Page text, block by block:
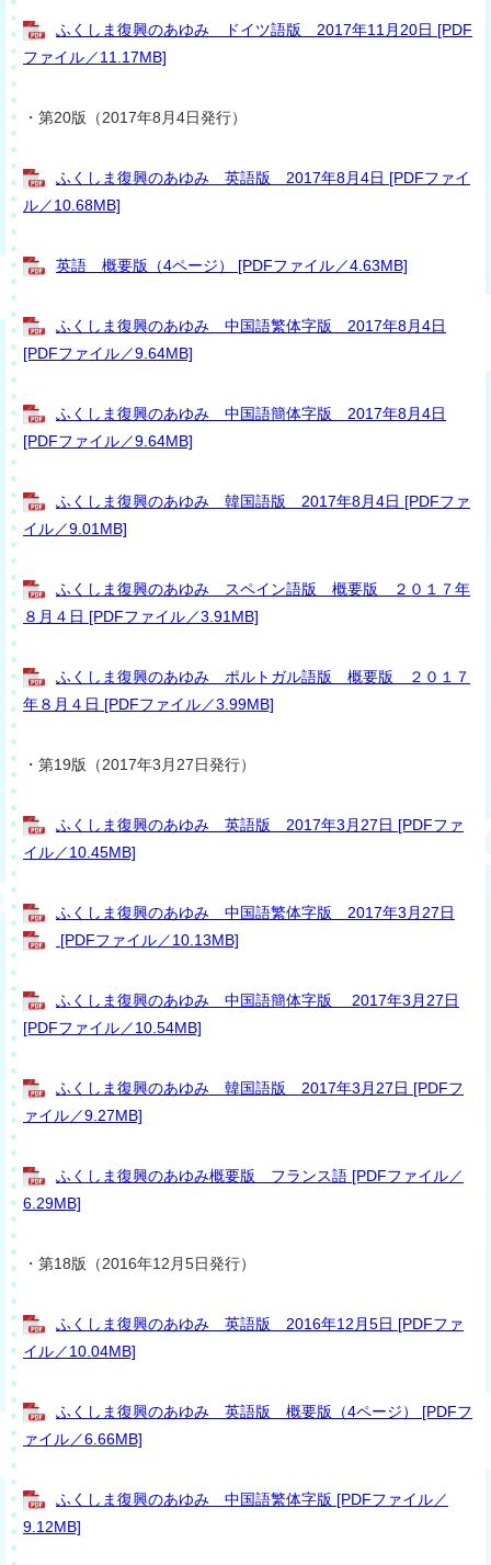
ふくしま復興のあゆみ ドイツ語版 2017年11月20日 [PDF
ファイル／11.17MB]
・第20版（2017年8月4日発行）
ふくしま復興のあゆみ 英語版 2017年8月4日 [PDFファイ
ル／10.68MB]
英語 概要版（4ページ） [PDFファイル／4.63MB]
ふくしま復興のあゆみ 中国語繁体字版 2017年8月4日
[PDFファイル／9.64MB]
ふくしま復興のあゆみ 中国語簡体字版 2017年8月4日
[PDFファイル／9.64MB]
ふくしま復興のあゆみ 韓国語版 2017年8月4日 [PDFファ
イル／9.01MB]
ふくしま復興のあゆみ スペイン語版 概要版 ２０１７年
８月４日 [PDFファイル／3.91MB]
ふくしま復興のあゆみ ポルトガル語版 概要版 ２０１７
年８月４日 [PDFファイル／3.99MB]
・第19版（2017年3月27日発行）
ふくしま復興のあゆみ 英語版 2017年3月27日 [PDFファ
イル／10.45MB]
ふくしま復興のあゆみ 中国語繁体字版 2017年3月27日
[PDFファイル／10.13MB]
ふくしま復興のあゆみ 中国語簡体字版 2017年3月27日
[PDFファイル／10.54MB]
ふくしま復興のあゆみ 韓国語版 2017年3月27日 [PDFフ
ァイル／9.27MB]
ふくしま復興のあゆみ概要版 フランス語 [PDFファイル／
6.29MB]
・第18版（2016年12月5日発行）
ふくしま復興のあゆみ 英語版 2016年12月5日 [PDFファ
イル／10.04MB]
ふくしま復興のあゆみ 英語版 概要版（4ページ） [PDFフ
ァイル／6.66MB]
ふくしま復興のあゆみ 中国語繁体字版 [PDFファイル／
9.12MB]